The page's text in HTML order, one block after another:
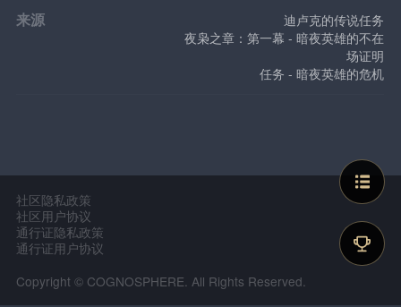
来源
迪卢克的传说任务
夜枭之章：第一幕 - 暗夜英雄的不在
场证明
任务 - 暗夜英雄的危机
社区隐私政策
社区用户协议
通行证隐私政策
通行证用户协议
Copyright © COGNOSPHERE. All Rights Reserved.